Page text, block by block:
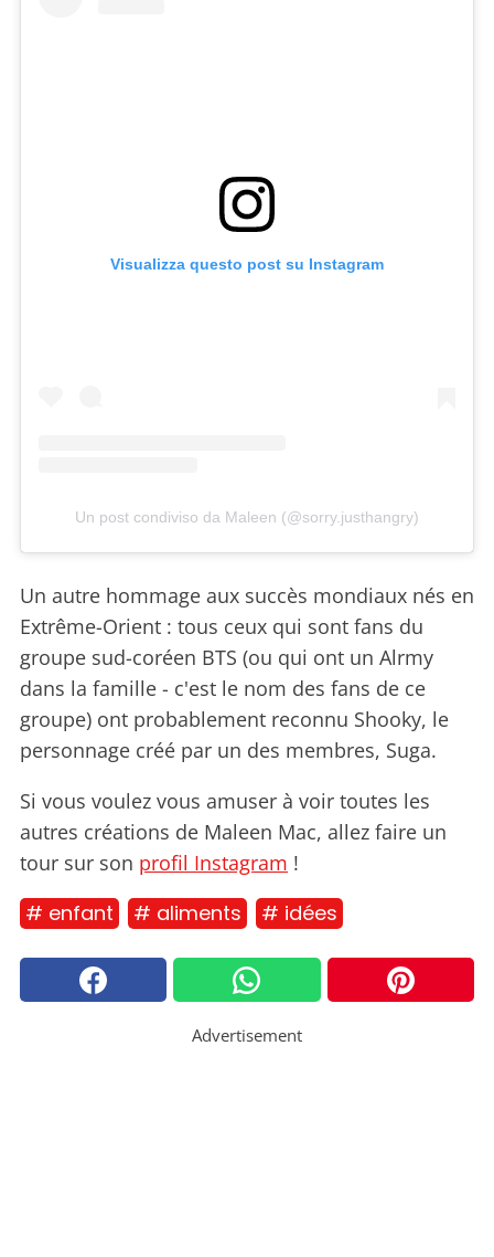
Visualizza questo post su Instagram
Un post condiviso da Maleen (@sorry.justhangry)
Un autre hommage aux succès mondiaux nés en
Extrême-Orient : tous ceux qui sont fans du
groupe sud-coréen BTS (ou qui ont un Alrmy
dans la famille - c'est le nom des fans de ce
groupe) ont probablement reconnu Shooky, le
personnage créé par un des membres, Suga.
Si vous voulez vous amuser à voir toutes les
autres créations de Maleen Mac, allez faire un
tour sur son profil Instagram !
# enfant # aliments # idées
Advertisement